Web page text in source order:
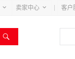
 卖家中心  客户
